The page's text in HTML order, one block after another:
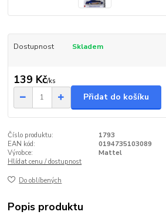
Dostupnost Skladem
139 Kč/ks
Přidat do košíku
Číslo produktu:
1793
EAN kód:
0194735103089
Výrobce:
Mattel
Hlídat cenu / dostupnost
Do oblíbených
Popis produktu